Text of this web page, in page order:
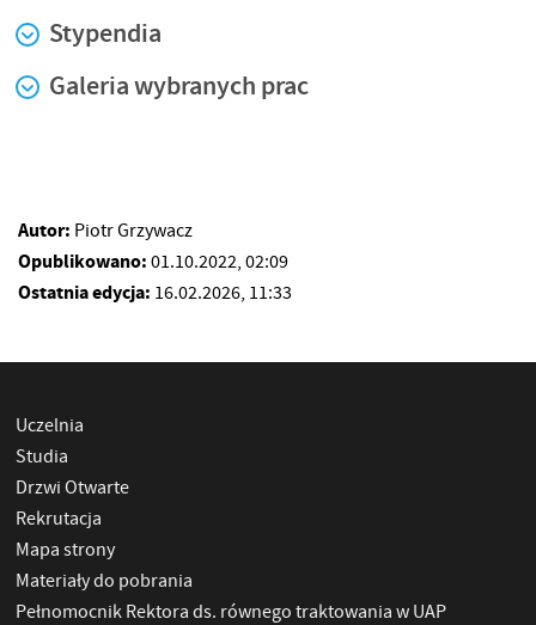
Stypendia
Galeria wybranych prac
Autor: Piotr Grzywacz
Opublikowano: 01.10.2022, 02:09
Ostatnia edycja: 16.02.2026, 11:33
Uczelnia
Studia
Drzwi Otwarte
Rekrutacja
Mapa strony
Materiały do pobrania
Pełnomocnik Rektora ds. równego traktowania w UAP